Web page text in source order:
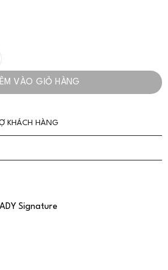
Ống Rộng Thanh Lịch - VADLADY số
VÀO GIỎ HÀNG
KHÁCH HÀNG
Signature